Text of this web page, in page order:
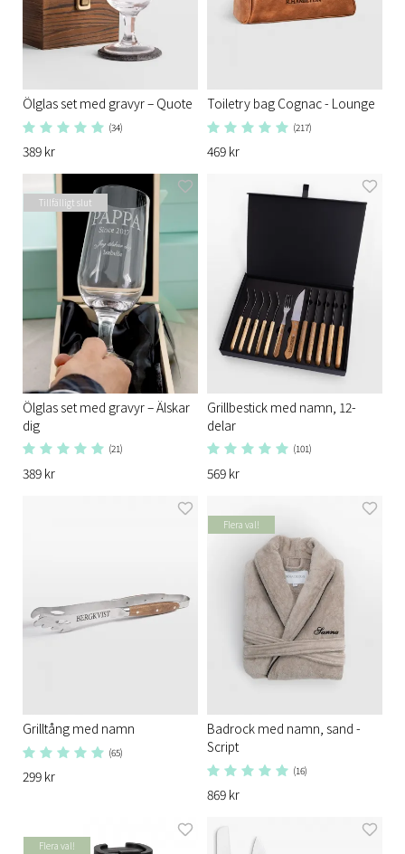
Ölglas set med gravyr – Quote
(34)
389 kr
Toiletry bag Cognac - Lounge
(217)
469 kr
Tillfälligt slut
Ölglas set med gravyr – Älskar
dig
(21)
389 kr
Grillbestick med namn, 12-
delar
(101)
569 kr
Grilltång med namn
(65)
299 kr
Flera val!
Badrock med namn, sand -
Script
(16)
869 kr
Flera val!